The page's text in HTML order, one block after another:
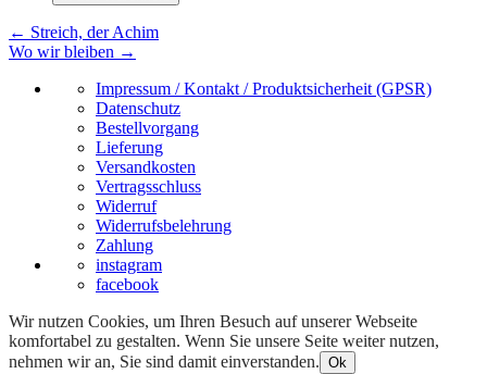
← Streich, der Achim
Wo wir bleiben →
Impressum / Kontakt / Produktsicherheit (GPSR)
Datenschutz
Bestellvorgang
Lieferung
Versandkosten
Vertragsschluss
Widerruf
Widerrufsbelehrung
Zahlung
instagram
facebook
Wir nutzen Cookies, um Ihren Besuch auf unserer Webseite
komfortabel zu gestalten. Wenn Sie unsere Seite weiter nutzen,
nehmen wir an, Sie sind damit einverstanden. Ok